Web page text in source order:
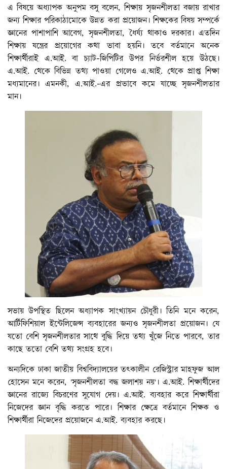
এ বিষয়ে অধ্যাপক অনুপম বসু বলেন, শিক্ষায় সৃজনশীলতা বজায় রাখার
জন্য শিক্ষার পরিকাঠামোকে উন্নত করা প্রয়োজন। শিক্ষকের বিষয় সম্পর্কে
জ্ঞানের পাশাপাশি আবেগ, সৃজনশীলতা, ধৈর্য্য থাকাও দরকার। এতদিন
শিক্ষায় যন্ত্রের প্রয়োগের কথা ভাবা হয়নি। তবে বর্তমানে অনেক
শিক্ষার্থীরাই এ.আই. বা চ্যাট-জিপিটির উপর নির্ভরশীল হয়ে উঠছে।
এ.আই. থেকে বিভিন্ন তথ্য পাওয়া গেলেও এ.আই. থেকে প্রাপ্ত শিক্ষা
মধ্যমানের। এমনকী, এ.আই.-এর প্রভাবে কমে যাচ্ছে সৃজনশীলতার
মান।
সভায় উপস্থিত ছিলেন অধ্যাপক সাংখ্যায়ন চৌধুরী। তিনি মনে করেন,
আর্টিফিশিয়াল ইন্টেলিজেন্স ব্যবহারের জন্যও সৃজনশীলতা প্রয়োজন। যে
যতো বেশি সৃজনশীলতার সাথে বুদ্ধি দিয়ে তথ্য খুঁজে নিতে পারবে, তার
কাছে ততো বেশি তথ্য সংগ্রহ হবে।
অন্যদিকে ঢাকা জাতীয় বিশ্ববিদ্যালয়ের তৎকালীন রেজিস্ট্রার মাহফুজ আল
হোসেন মনে করেন, 'সৃজনশীলতা বদ্ধ জলাশয় নয়'। এ.আই. শিক্ষার্থীদের
জ্ঞানের রাজ্যে বিচরণের সুযোগ দেয়। এ.আই. ব্যবহার করে শিক্ষার্থীরা
নিজেদের জ্ঞান বৃদ্ধি করতে পারে। শিক্ষার ক্ষেত্রে বর্তমানে শিক্ষক ও
শিক্ষার্থীরা নিজেদের প্রয়োজনে এ.আই. ব্যবহার করছে।